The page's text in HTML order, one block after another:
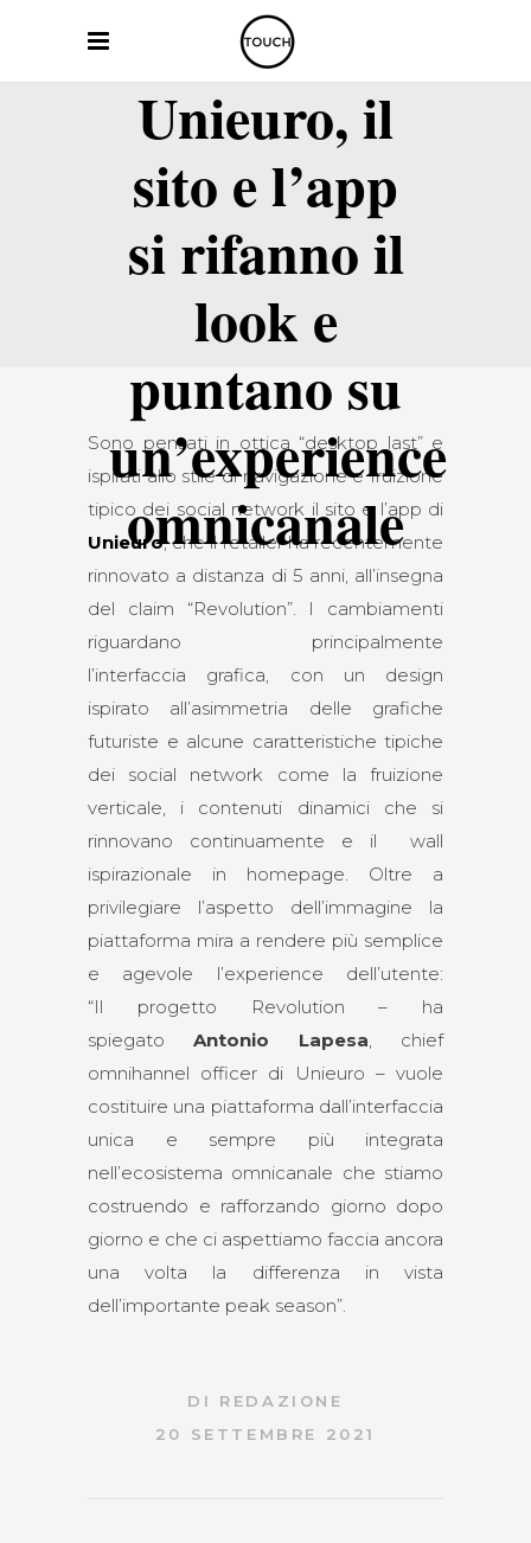
Unieuro, il
sito e l’app
si rifanno il
look e
puntano su
un’experience
omnicanale
Sono pensati in ottica “desktop last” e
ispirati allo stile di navigazione e fruizione
tipico dei social network il sito e l’app di
Unieuro, che il retailer ha recentemente
rinnovato a distanza di 5 anni, all’insegna
del claim “Revolution”. I cambiamenti
riguardano principalmente
l’interfaccia grafica, con un design
ispirato all’asimmetria delle grafiche
futuriste e alcune caratteristiche tipiche
dei social network come la fruizione
verticale, i contenuti dinamici che si
rinnovano continuamente e il wall
ispirazionale in homepage. Oltre a
privilegiare l’aspetto dell’immagine la
piattaforma mira a rendere più semplice
e agevole l’experience dell’utente:
“Il progetto Revolution – ha
spiegatoAntonio Lapesa, chief
omnihannel officer di Unieuro – vuole
costituire una piattaforma dall’interfaccia
unica e sempre più integrata
nell’ecosistema omnicanale che stiamo
costruendo e rafforzando giorno dopo
giorno e che ci aspettiamo faccia ancora
una volta la differenza in vista
dell’importante peak season”.
DI REDAZIONE
20 SETTEMBRE 2021